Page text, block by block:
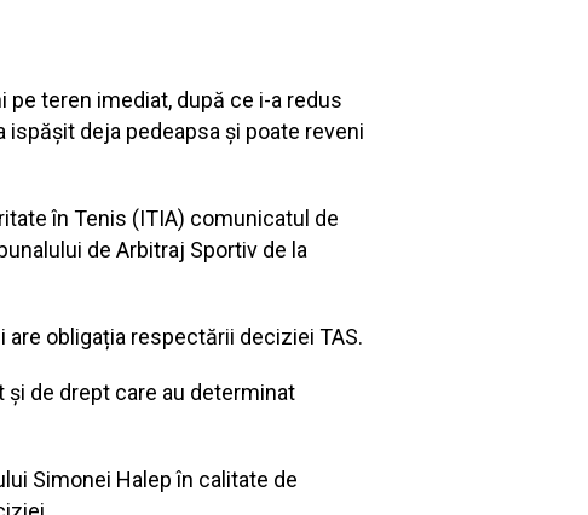
pe teren imediat, după ce i-a redus
ispăşit deja pedeapsa şi poate reveni
în Tenis (ITIA) comunicatul de
de Arbitraj Sportiv de la
obligația respectării deciziei TAS.
de drept care au determinat
Simonei Halep în calitate de